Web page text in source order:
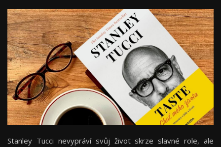
Stanley Tucci nevypráví svůj život skrze slavné role, ale